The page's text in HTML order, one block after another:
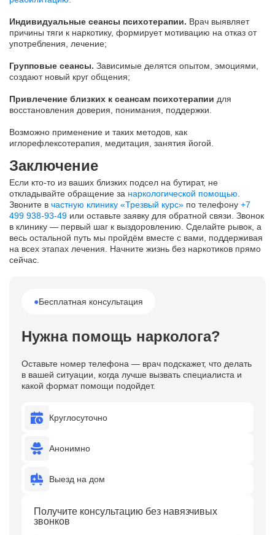
Индивидуальные сеансы психотерапии. Врач выявляет
причины тяги к наркотику, формирует мотивацию на отказ от
употребления, лечение;
Групповые сеансы. Зависимые делятся опытом, эмоциями,
создают новый круг общения;
Привлечение близких к сеансам психотерапии для
восстановления доверия, понимания, поддержки.
Возможно применение и таких методов, как
иглорефлексотерапия, медитация, занятия йогой.
Заключение
Если кто-то из ваших близких подсел на бутират, не
откладывайте обращение за наркологической помощью
Звоните в частную клинику «Трезвый курс» по телефону +7
499 938-93-49 или оставьте заявку для обратной связи. Звонок
в клинику — первый шаг к выздоровлению. Сделайте рывок, а
весь остальной путь мы пройдём вместе с вами, поддерживая
на всех этапах лечения. Начните жизнь без наркотиков прямо
сейчас.
●Бесплатная консультация
Нужна помощь нарколога?
Оставьте номер телефона — врач подскажет, что делать
в вашей ситуации, когда лучше вызвать специалиста и
какой формат помощи подойдет.
Круглосуточно
Анонимно
Выезд на дом
Получите консультацию без навязчивых
звонков